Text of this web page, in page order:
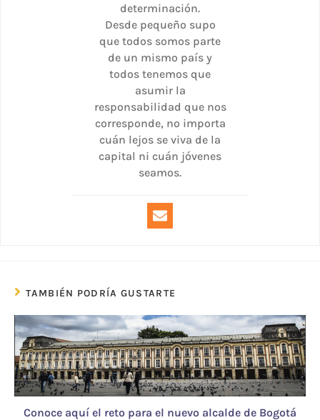
determinación.
Desde pequeño supo
que todos somos parte
de un mismo país y
todos tenemos que
asumir la
responsabilidad que nos
corresponde, no importa
cuán lejos se viva de la
capital ni cuán jóvenes
seamos.
TAMBIÉN PODRÍA GUSTARTE
Conoce aquí el reto para el nuevo alcalde de Bogotá